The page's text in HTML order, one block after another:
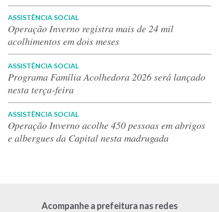
ASSISTÊNCIA SOCIAL
Operação Inverno registra mais de 24 mil
acolhimentos em dois meses
ASSISTÊNCIA SOCIAL
Programa Família Acolhedora 2026 será lançado
nesta terça-feira
ASSISTÊNCIA SOCIAL
Operação Inverno acolhe 450 pessoas em abrigos
e albergues da Capital nesta madrugada
Acompanhe a prefeitura nas redes